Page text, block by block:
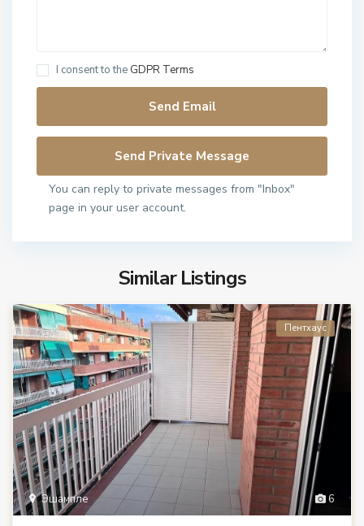
I consent to the GDPR Terms
You can reply to private messages from "Inbox"
page in your user account.
Similar Listings
6
Эшампле
Пентхаус